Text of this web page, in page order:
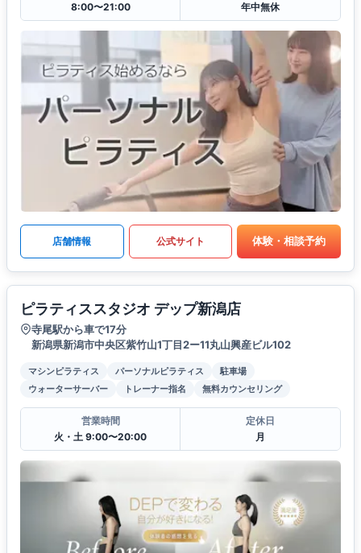
8:00〜21:00
年中無休
店舗情報 公式サイト 体験・相談予約
ピラティススタジオ デップ新潟店
寺尾駅から車で17分
新潟県新潟市中央区紫竹山1丁目2ー11丸山興産ビル102
マシンピラティス パーソナルピラティス
駐車場
ウォーターサーバー
トレーナー指名 無料カウンセリング
営業時間
火・土 9:00〜20:00
定休日
月